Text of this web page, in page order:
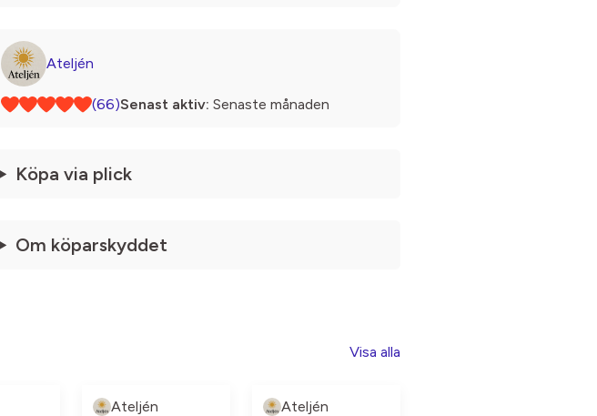
Ateljén
(66)Senast aktiv: Senaste månaden
Köpa via plick
Om köparskyddet
Visa alla
Ateljén Ateljén